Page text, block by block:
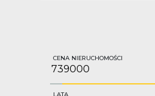
CENA NIERUCHOMOŚCI
LATA